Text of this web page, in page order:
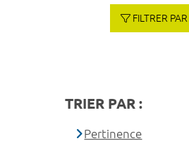
FILTRER
TRIER PAR :
Pertinence